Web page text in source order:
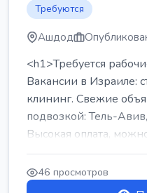
Требуются
Ашдод
<h1>Требуется
Вакансии в Израиле:
клининг. Свежие
подвозкой: Тель-
Высокая оплата,
...
46 просмотров